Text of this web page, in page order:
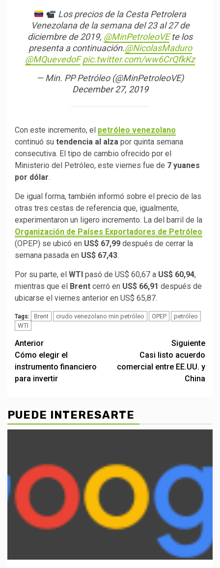
Los precios de la Cesta Petrolera
Venezolana de la semana del 23 al 27 de
diciembre de 2019, @MinPetroleoVEte los
presenta a continuación.@NicolasMaduro
@MQuevedoF pic.twitter.com/ww6CrQfkKz
— Min. PP Petróleo (@MinPetroleoVE)
December 27, 2019
Con este incremento, el petróleo venezolano
continuó su tendencia al alza por quinta semana
consecutiva. El tipo de cambio ofrecido por el
Ministerio del Petróleo, este viernes fue de 7 yuanes
por dólar.
De igual forma, también informó sobre el precio de las
otras tres cestas de referencia que, igualmente,
experimentaron un ligero incremento. La del barril de la
Organización de Países Exportadores de Petróleo
(OPEP) se ubicó en US$ 67,99 después de cerrar la
semana pasada en US$ 67,43.
Por su parte, el WTI pasó de US$ 60,67 a US$ 60,94,
mientras que el
Brent cerró en US$ 66,91 después de
ubicarse el viernes anterior en US$ 65,87.
Tags: Brent crudo venezolano min petróleo OPEP
petróleo
WTI
Post
navigation
Anterior
Cómo elegir el
instrumento financiero
para invertir
Siguiente
Casi listo acuerdo
comercial entre EE.UU. y
China
PUEDE INTERESARTE